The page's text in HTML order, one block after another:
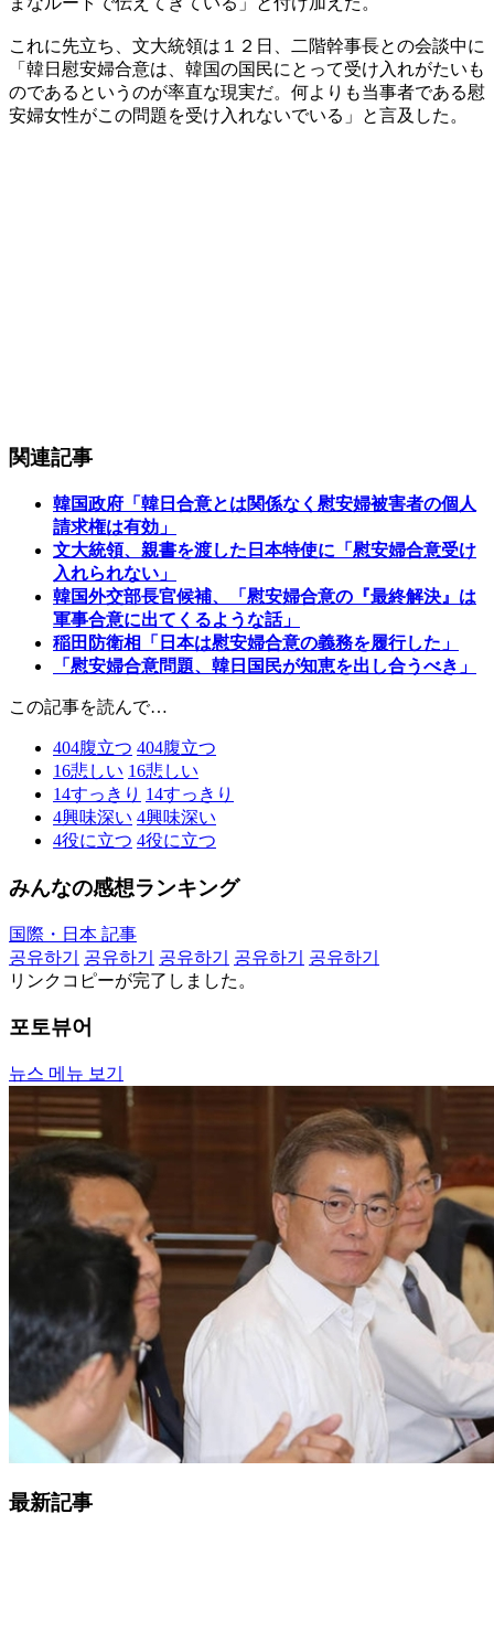
これに先立ち、文大統領は１２日、二階幹事長との会談中に
「韓日慰安婦合意は、韓国の国民にとって受け入れがたいも
のであるというのが率直な現実だ。何よりも当事者である慰
安婦女性がこの問題を受け入れないでいる」と言及した。
関連記事
韓国政府「韓日合意とは関係なく慰安婦被害者の個人
請求権は有効」
文大統領、親書を渡した日本特使に「慰安婦合意受け
入れられない」
韓国外交部長官候補、「慰安婦合意の『最終解決』は
軍事合意に出てくるような話」
稲田防衛相「日本は慰安婦合意の義務を履行した」
「慰安婦合意問題、韓日国民が知恵を出し合うべき」
この記事を読んで…
404腹立つ 404腹立つ
16悲しい 16悲しい
14すっきり 14すっきり
4興味深い 4興味深い
4役に立つ 4役に立つ
みんなの感想ランキング
国際・日本 記事
공유하기
공유하기 공유하기 공유하기
공유하기
リンクコピーが完了しました。
포토뷰어
뉴스 메뉴 보기
最新記事